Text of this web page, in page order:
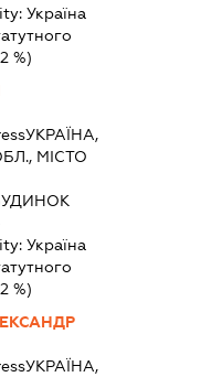
Україна
%)
УКРАЇНА,
МІСТО
Україна
%)
УКРАЇНА,